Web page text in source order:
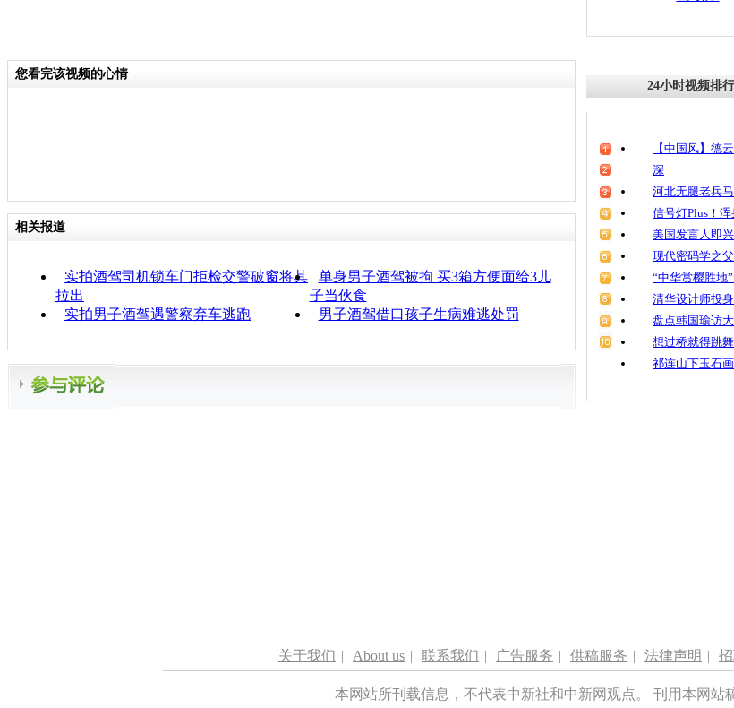
您看完该视频的心情
相关报道
实拍酒驾司机锁车门拒检交警破窗将其
拉出
单身男子酒驾被拘 买3箱方便面给3儿
子当伙食
实拍男子酒驾遇警察弃车逃跑
男子酒驾借口孩子生病难逃处罚
24小时视频排行
【中国风】德
深
河北无腿老兵
信号灯Plus！
美国发言人即
现代密码学之
“中华赏樱胜地
清华设计师投
盘点韩国瑜访
想过桥就得跳
祁连山下玉石
关于我们 | About us | 联系我们 | 广告服务 | 供稿服务 | 法律声明 |
本网站所刊载信息，不代表中新社和中新网观点。 刊用本网站